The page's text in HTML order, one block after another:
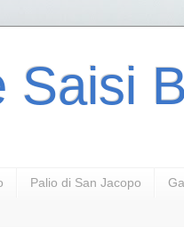
Saisi
Palio di San Jacopo